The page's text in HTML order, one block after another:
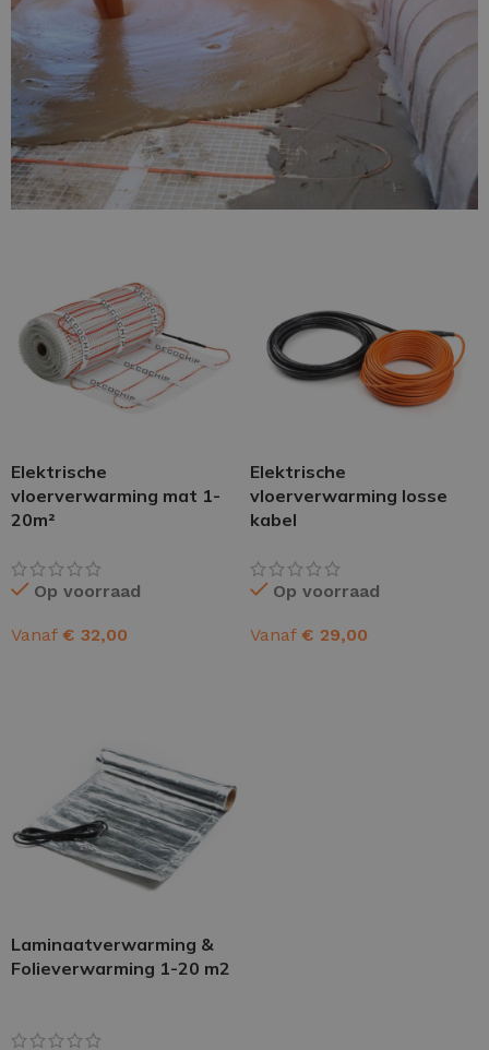
Elektrische
vloerverwarming mat 1-
20m²
Op voorraad
Vanaf € 32,00
Elektrische
vloerverwarming losse
kabel
Op voorraad
Vanaf € 29,00
Laminaatverwarming &
Folieverwarming 1-20 m2